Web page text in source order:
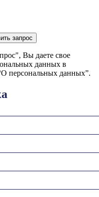
запрос
Вы даете свое
данных в
персональных данных”.